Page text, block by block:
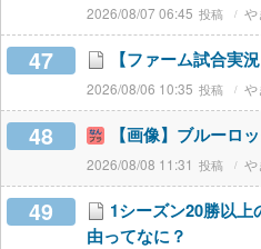
2026/08/07 06:45 や
47 【ファーム試合実
2026/08/06 10:35 や
48 【画像】ブルーロ
2026/08/08 11:31 や
49
1シーズン20勝以
由ってなに？